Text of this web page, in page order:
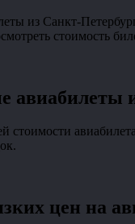
из Санкт-
стоимость
авиабилеты
стоимости
цен на